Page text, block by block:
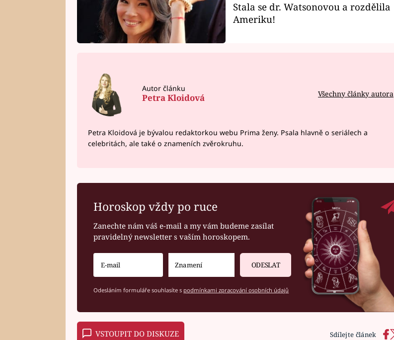
Stala se dr. Watsonovou a rozdělila
Ameriku!
Autor článku
Petra Kloidová Všechny články autora
Petra Kloidová je bývalou redaktorkou webu Prima ženy. Psala hlavně o seriálech a
celebritách, ale také o znameních zvěrokruhu.
Horoskop vždy po ruce
Zanechte nám váš e-mail a my vám budeme zasílat
pravidelný newsletter s vaším horoskopem.
ODESLAT
Odesláním formuláře souhlasíte s podmínkami zpracování osobních údajů
VSTOUPIT DO DISKUZE Sdílejte článek